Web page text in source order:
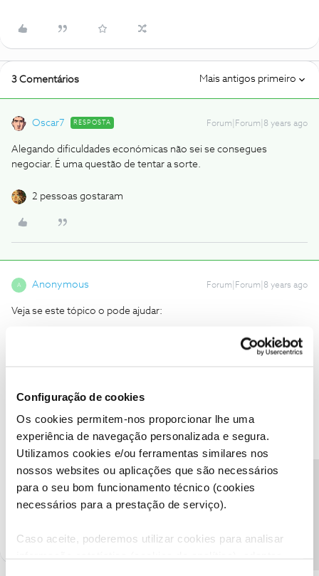
Configuração de cookies
Os cookies permitem-nos proporcionar lhe uma
experiência de navegação personalizada e segura.
Utilizamos cookies e/ou ferramentas similares nos
nossos websites ou aplicações que são necessários
para o seu bom funcionamento técnico (cookies
necessários para a prestação de serviço).
Caso aceite, poderemos utilizar cookies para analisar
3 Comentários Mais antigos primeiro
Oscar7 RESPOSTA Forum|Forum|8 years ago
Alegando dificuldades económicas não sei se consegues
negociar. É uma questão de tentar a sorte.
2 pessoas gostaram
A Anonymous Forum|Forum|8 years ago
Veja se este tópico o pode ajudar:
https://forum.nos.pt/a-minha-area-de-cliente-36/cancelamento-
C Catarina val Forum|Forum|8 years ago
alegando dificuldade económica ou estando desempregado pode
rescindir contrato, pelo q pesquisei.